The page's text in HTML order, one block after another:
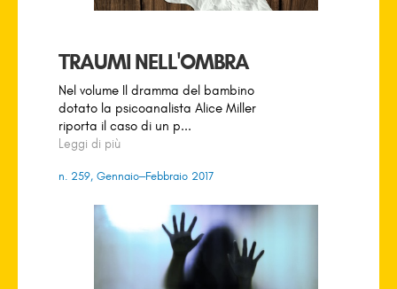
TRAUMI NELL'OMBRA
Nel volume Il dramma del bambino
dotato la psicoanalista Alice Miller
riporta il caso di un p...
Leggi di più
n. 259, Gennaio–Febbraio 2017